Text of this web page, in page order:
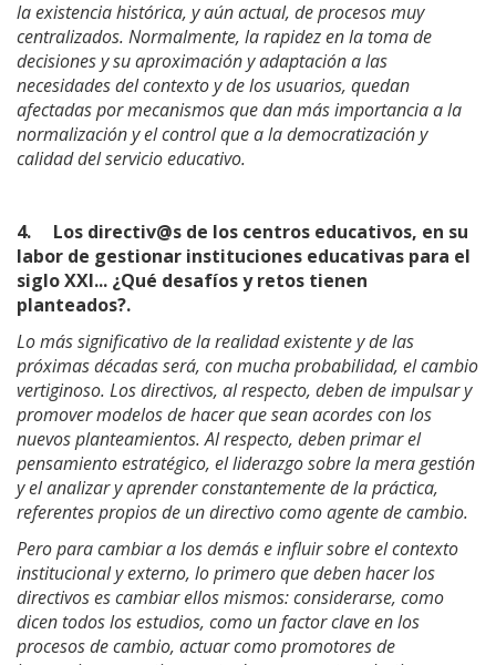
la existencia histórica, y aún actual, de procesos muy
centralizados. Normalmente, la rapidez en la toma de
decisiones y su aproximación y adaptación a las
necesidades del contexto y de los usuarios, quedan
afectadas por mecanismos que dan más importancia a la
normalización y el control que a la democratización y
calidad del servicio educativo.
4. Los directiv@s de los centros educativos, en su
labor de gestionar instituciones educativas para el
siglo XXI... ¿Qué desafíos y retos tienen
planteados?.
Lo más significativo de la realidad existente y de las
próximas décadas será, con mucha probabilidad, el cambio
vertiginoso. Los directivos, al respecto, deben de impulsar y
promover modelos de hacer que sean acordes con los
nuevos planteamientos. Al respecto, deben primar el
pensamiento estratégico, el liderazgo sobre la mera gestión
y el analizar y aprender constantemente de la práctica,
referentes propios de un directivo como agente de cambio.
Pero para cambiar a los demás e influir sobre el contexto
institucional y externo, lo primero que deben hacer los
directivos es cambiar ellos mismos: considerarse, como
dicen todos los estudios, como un factor clave en los
procesos de cambio, actuar como promotores de